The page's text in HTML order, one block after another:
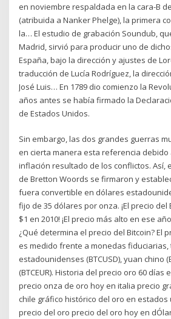
en noviembre respaldada en la cara-B
(atribuida a Nanker Phelge), la primera
la… El estudio de grabación Soundub,
Madrid, sirvió para producir uno de
España, bajo la dirección y ajustes de
traducción de Lucía Rodríguez, la
José Luis… En 1789 dio comienzo la
años antes se había firmado la
de Estados Unidos.
Sin embargo, las dos grandes guerras
en cierta manera esta referencia debido
inflación resultado de los conflictos. Así,
de Bretton Woords se firmaron y
fuera convertible en dólares
fijo de 35 dólares por onza. ¡El precio
$1 en 2010! ¡El precio más alto en ese
¿Qué determina el precio del Bitcoin? El
es medido frente a monedas
estadounidenses (BTCUSD), yuan chino
(BTCEUR). Historia del precio oro 60
precio onza de oro hoy en italia precio
chile gráfico histórico del oro en estados
precio del oro precio del oro hoy en